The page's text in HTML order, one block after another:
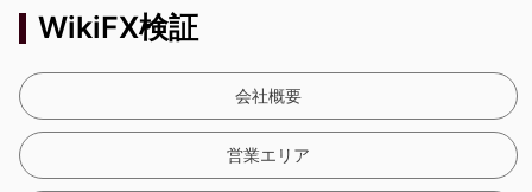
WikiFX検証
会社概要
営業エリア